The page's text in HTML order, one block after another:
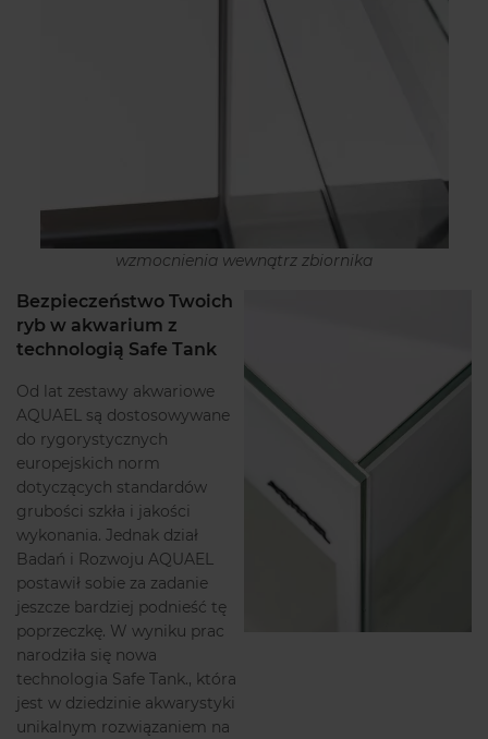
wzmocnienia wewnątrz zbiornika
Bezpieczeństwo Twoich
ryb w akwarium z
technologią Safe Tank
Od lat zestawy akwariowe
AQUAEL są dostosowywane
do rygorystycznych
europejskich norm
dotyczących standardów
grubości szkła i jakości
wykonania. Jednak dział
Badań i Rozwoju AQUAEL
postawił sobie za zadanie
jeszcze bardziej podnieść tę
poprzeczkę. W wyniku prac
narodziła się nowa
technologia Safe Tank., która
jest w dziedzinie akwarystyki
unikalnym rozwiązaniem na